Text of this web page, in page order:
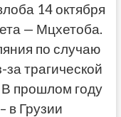
14 октября
— Мцхетоба.
по случаю
трагической
В прошлом году
в Грузии